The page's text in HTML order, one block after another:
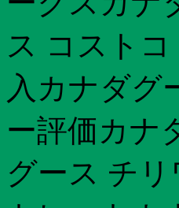
ス コスト
入カナダグ
ー評価カナ
グース チ